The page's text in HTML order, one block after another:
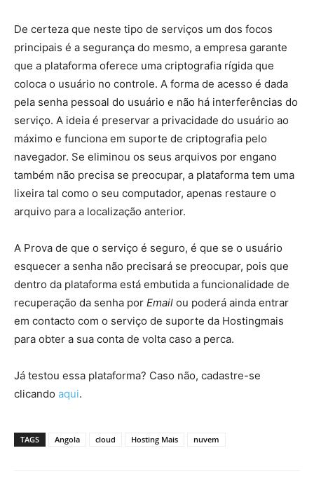
De certeza que neste tipo de serviços um dos focos
principais é a segurança do mesmo, a empresa garante
que a plataforma oferece uma criptografia rígida que
coloca o usuário no controle. A forma de acesso é dada
pela senha pessoal do usuário e não há interferências do
serviço. A ideia é preservar a privacidade do usuário ao
máximo e funciona em suporte de criptografia pelo
navegador. Se eliminou os seus arquivos por engano
também não precisa se preocupar, a plataforma tem uma
lixeira tal como o seu computador, apenas restaure o
arquivo para a localização anterior.
A Prova de que o serviço é seguro, é que se o usuário
esquecer a senha não precisará se preocupar, pois que
dentro da plataforma está embutida a funcionalidade de
recuperação da senha por Email ou poderá ainda entrar
em contacto com o serviço de suporte da Hostingmais
para obter a sua conta de volta caso a perca.
Já testou essa plataforma? Caso não, cadastre-se
clicando aqui.
TAGS Angola cloud Hosting Mais nuvem